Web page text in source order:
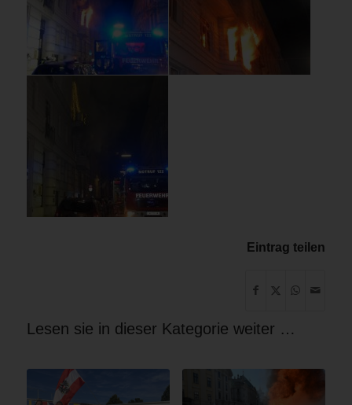
Eintrag teilen
Lesen sie in dieser Kategorie weiter …